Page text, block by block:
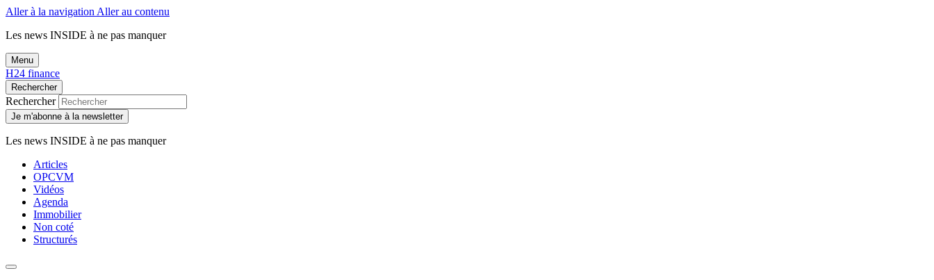
Aller à la navigation Aller au contenu
Les news INSIDE à ne pas manquer
Menu
H24 finance
Rechercher
Rechercher
Je m'abonne à la newsletter
Les news INSIDE à ne pas manquer
Articles
OPCVM
Vidéos
Agenda
Immobilier
Non coté
Structurés